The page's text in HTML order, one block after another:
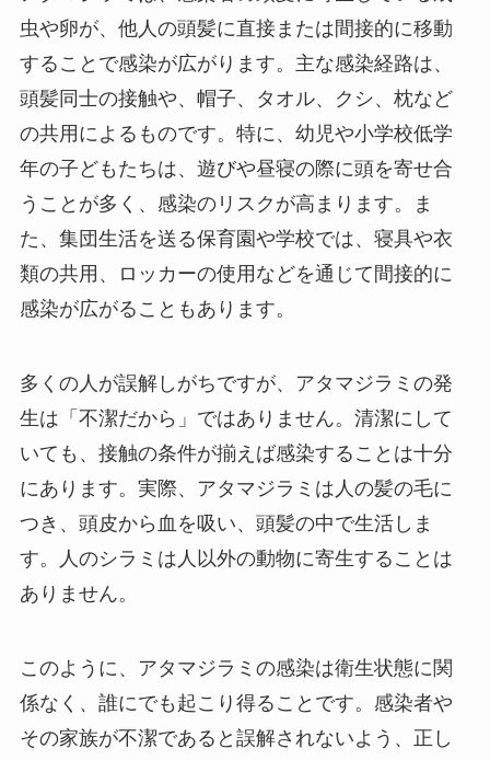
虫や卵が、他人の頭髪に直接または間接的に移動
することで感染が広がります。​主な感染経路は、
頭髪同士の接触や、帽子、タオル、クシ、枕など
の共用によるものです。​特に、幼児や小学校低学
年の子どもたちは、遊びや昼寝の際に頭を寄せ合
うことが多く、感染のリスクが高まります。​ま
た、集団生活を送る保育園や学校では、寝具や衣
類の共用、ロッカーの使用などを通じて間接的に
感染が広がることもあります。​
多くの人が誤解しがちですが、アタマジラミの発
生は「不潔だから」ではありません。​清潔にして
いても、接触の条件が揃えば感染することは十分
にあります。​実際、アタマジラミは人の髪の毛に
つき、頭皮から血を吸い、頭髪の中で生活しま
す。​人のシラミは人以外の動物に寄生することは
ありません。​
このように、アタマジラミの感染は衛生状態に関
係なく、誰にでも起こり得ることです。​感染者や
その家族が不潔であると誤解されないよう、正し